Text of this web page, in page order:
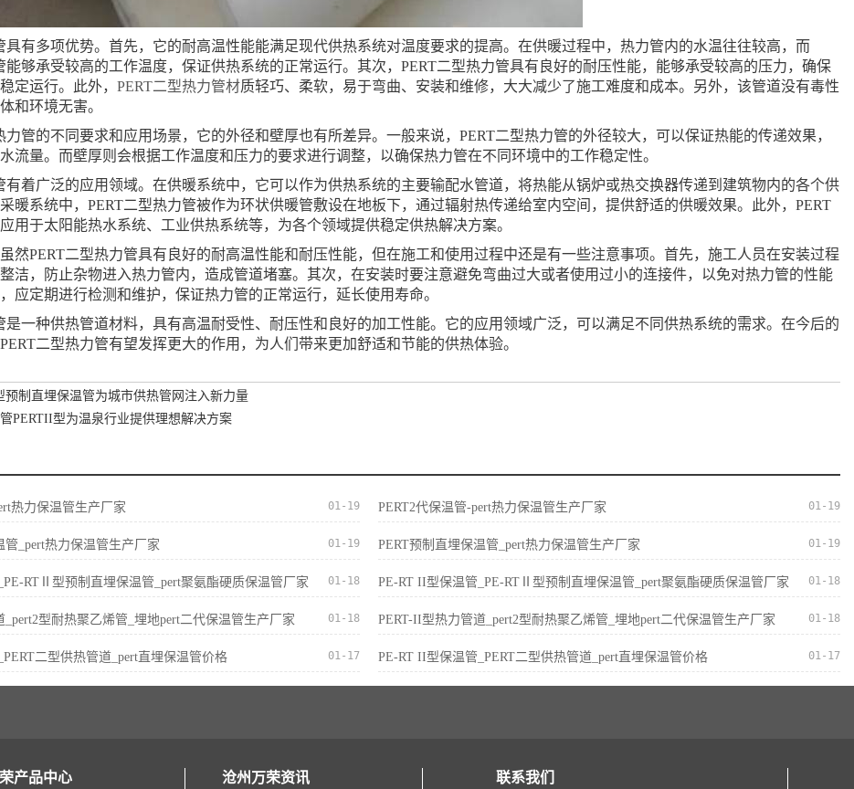
具有多项优势。首先，它的耐高温性能能满足现代供热系统对温度要求的提高。在供暖过程中，热力管内的水温往往较高，而
能够承受较高的工作温度，保证供热系统的正常运行。其次，PERT二型热力管具有良好的耐压性能，能够承受较高的压力，确保
定运行。此外，PERT二型热力管材质轻巧、柔软，易于弯曲、安装和维修，大大减少了施工难度和成本。另外，该管道没有毒性
和环境无害。
力管的不同要求和应用场景，它的外径和壁厚也有所差异。一般来说，PERT二型热力管的外径较大，可以保证热能的传递效果，
流量。而壁厚则会根据工作温度和压力的要求进行调整，以确保热力管在不同环境中的工作稳定性。
有着广泛的应用领域。在供暖系统中，它可以作为供热系统的主要输配水管道，将热能从锅炉或热交换器传递到建筑物内的各个供
暖系统中，PERT二型热力管被作为环状供暖管敷设在地板下，通过辐射热传递给室内空间，提供舒适的供暖效果。此外，PERT
用于太阳能热水系统、工业供热系统等，为各个领域提供稳定供热解决方案。
然PERT二型热力管具有良好的耐高温性能和耐压性能，但在施工和使用过程中还是有一些注意事项。首先，施工人员在安装过程
洁，防止杂物进入热力管内，造成管道堵塞。其次，在安装时要注意避免弯曲过大或者使用过小的连接件，以免对热力管的性能
应定期进行检测和维护，保证热力管的正常运行，延长使用寿命。
是一种供热管道材料，具有高温耐受性、耐压性和良好的加工性能。它的应用领域广泛，可以满足不同供热系统的需求。在今后的
二型热力管有望发挥更大的作用，为人们带来更加舒适和节能的供热体验。
预制直埋保温管为城市供热管网注入新力量
PERTII型为温泉行业提供理想解决方案
热力保温管生产厂家 01-19 PERT2代保温管-pert热力保温管生产厂家 01-19
管_pert热力保温管生产厂家 01-19 PERT预制直埋保温管_pert热力保温管生产厂家 01-19
RTⅡ型预制直埋保温管_pert聚氨酯硬质保温管厂家 01-18 PE-RT II型保温管_PE-RTⅡ型预制直埋保温管_pert聚氨酯硬质保温管厂家 01-18
_pert2型耐热聚乙烯管_埋地pert二代保温管生产厂家 01-18 PERT-II型热力管道_pert2型耐热聚乙烯管_埋地pert二代保温管生产厂家 01-18
二型供热管道_pert直埋保温管价格 01-17 PE-RT II型保温管_PERT二型供热管道_pert直埋保温管价格 01-17
产品中心 沧州万荣资讯 联系我们